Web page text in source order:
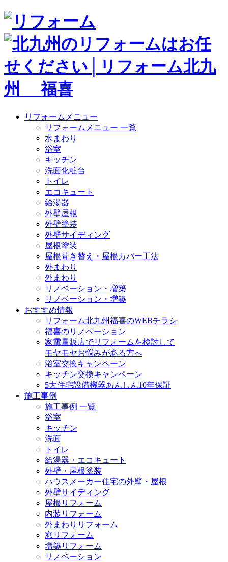
リフォームメニュー
リフォームメニュー 一覧
水まわり
浴室
キッチン
洗面化粧台
トイレ
エコキュート
給湯器
外壁屋根
外壁塗装
外壁サイディング
屋根塗装
屋根葺き替え・屋根カバー工法
外まわり
外まわり
リノベーション・増築
リノベーション・増築
おすすめ情報
リフォーム北九州福喜のWEBチラシ
福喜のリノベーション
家電量販店でリフォームを検討して
モヤモヤお悩みがある方へ
浴室交換キャンペーン
キッチン交換キャンペーン
5大住宅設備機器あんしん10年保証
施工事例
施工事例 一覧
浴室
キッチン
洗面
トイレ
給湯器・エコキュート
外壁・屋根塗装
ハウスメーカー住宅の外壁・屋根
外壁サイディング
屋根リフォーム
内装リフォーム
外まわりリフォーム
窓リフォーム
増築リフォーム
リノベーション